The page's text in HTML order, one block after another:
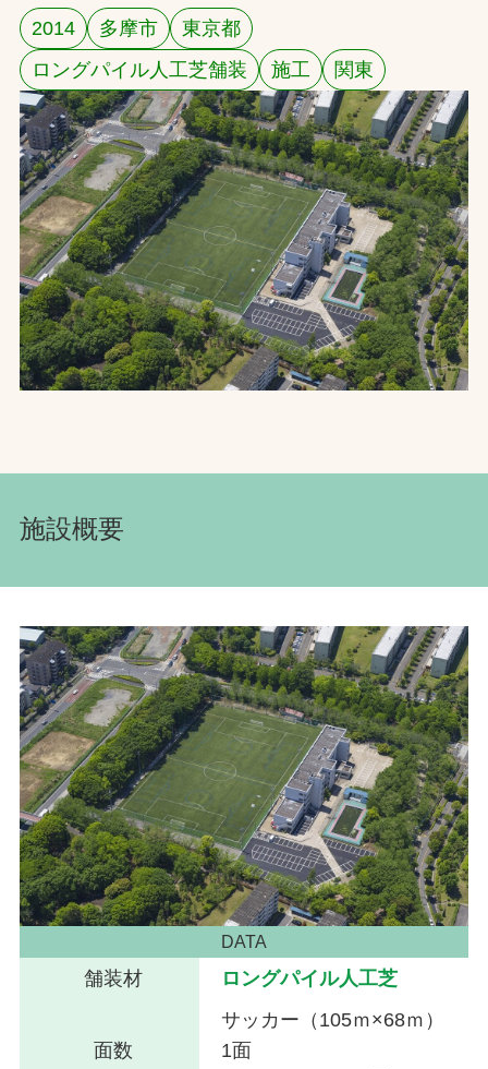
お問合せ
お取引先の皆様へ
プライバシーポリシー
ソーシャルメディアポリシー
文字の見えづらさや操作にお困りの方へ
2014 多摩市
東京都
ロングパイル人工芝舗装
施工 関東
施設概要
DATA
舗装材 ロングパイル人工芝
面数
サッカー（105ｍ×68ｍ）
1面